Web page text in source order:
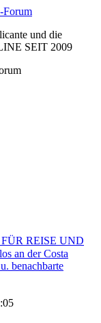
und die
SEIT 2009
REISE UND
an der Costa
benachbarte